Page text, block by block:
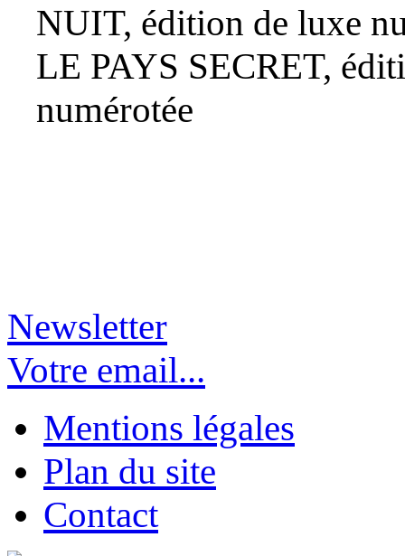
NUIT, édition de luxe
LE PAYS SECRET,
numérotée
Newsletter
Votre email...
Mentions légales
Plan du site
Contact